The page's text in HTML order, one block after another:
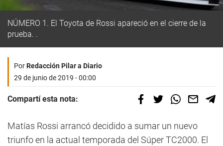
NÚMERO 1. El Toyota de Rossi apareció en el cierre de la
prueba. .
PorRedacción Pilar a Diario
29 de junio de 2019 - 00:00
Compartí esta nota:
Matías Rossi arrancó decidido a sumar un nuevo
triunfo en la actual temporada del Súper TC2000. El